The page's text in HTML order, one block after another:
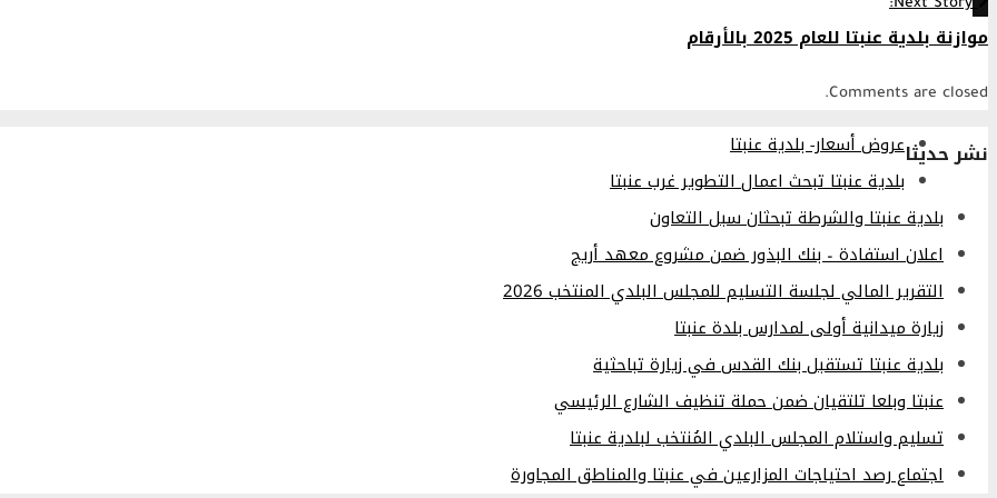
موازنة بلدية عنبتا للعام 2025 بالأرقام
Comments are closed.
نشر حديثاعروض أسعار- بلدية عنبتا
بلدية عنبتا تبحث اعمال التطوير غرب عنبتا
بلدية عنبتا والشرطة تبحثان سبل التعاون
اعلان استفادة – بنك البذور ضمن مشروع معهد أريج
التقرير المالي لجلسة التسليم للمجلس البلدي المنتخب 2026
زيارة ميدانية أولى لمدارس بلدة عنبتا
بلدية عنبتا تستقبل بنك القدس في زيارة تباحثية
عنبتا وبلعا تلتقيان ضمن حملة تنظيف الشارع الرئيسي
تسليم واستلام المجلس البلدي المُنتخب لبلدية عنبتا
اجتماع رصد احتياجات المزارعين في عنبتا والمناطق المجاورة